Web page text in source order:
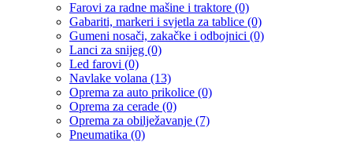
Farovi za radne mašine i traktore (0)
Gabariti, markeri i svjetla za tablice (0)
Gumeni nosači, zakačke i odbojnici (0)
Lanci za snijeg (0)
Led farovi (0)
Navlake volana (13)
Oprema za auto prikolice (0)
Oprema za cerade (0)
Oprema za obilježavanje (7)
Pneumatika (0)